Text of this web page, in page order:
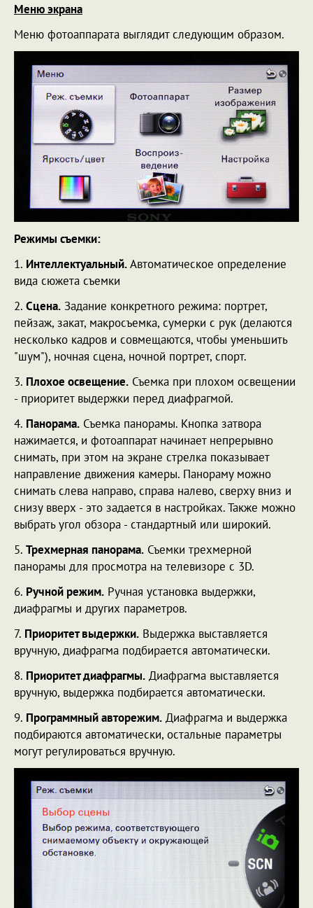
Меню экрана
Меню фотоаппарата выглядит следующим образом.
Режимы съемки:
1. Интеллектуальный.Автоматическое определение
вида сюжета съемки
2. Сцена. Задание конкретного режима: портрет,
пейзаж, закат, макросъемка, сумерки с рук (делаются
несколько кадров и совмещаются, чтобы уменьшить
"шум"), ночная сцена, ночной портрет, спорт.
3. Плохое освещение. Съемка при плохом освещении
- приоритет выдержки перед диафрагмой.
4. Панорама. Съемка панорамы. Кнопка затвора
нажимается, и фотоаппарат начинает непрерывно
снимать, при этом на экране стрелка показывает
направление движения камеры. Панораму можно
снимать слева направо, справа налево, сверху вниз и
снизу вверх - это задается в настройках. Также можно
выбрать угол обзора - стандартный или широкий.
5. Трехмерная панорама. Съемки трехмерной
панорамы для просмотра на телевизоре с 3D.
6. Ручной режим. Ручная установка выдержки,
диафрагмы и других параметров.
7. Приоритет выдержки. Выдержка выставляется
вручную, диафрагма подбирается автоматически.
8. Приоритет диафрагмы. Диафрагма выставляется
вручную, выдержка подбирается автоматически.
9. Программный авторежим. Диафрагма и выдержка
подбираются автоматически, остальные параметры
могут регулироваться вручную.